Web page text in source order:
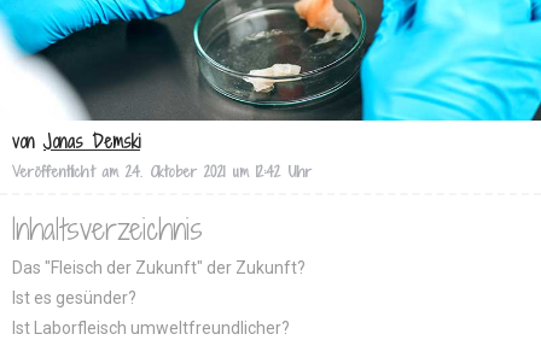
von Jonas Demski
Veröffentlicht am 24. Oktober 2021 um 12:42 Uhr
Inhaltsverzeichnis
Das "Fleisch der Zukunft" der Zukunft?
Ist es gesünder?
Ist Laborfleisch umweltfreundlicher?